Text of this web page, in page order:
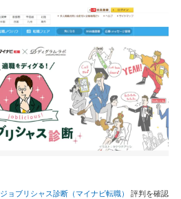
ジョブリシャス診断（マイナビ転職） 評判を確認